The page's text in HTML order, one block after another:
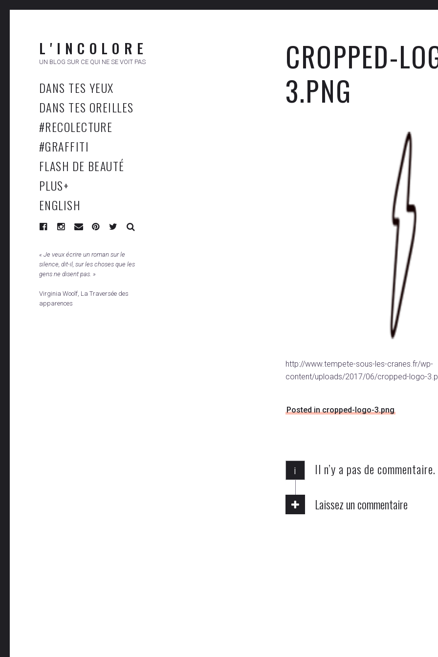
L ' I N C O L O R E
UN BLOG SUR CE QUI NE SE VOIT PAS
DANS TES YEUX
DANS TES OREILLES
#RECOLECTURE
#GRAFFITI
FLASH DE BEAUTÉ
PLUS+
ENGLISH
CROPPED-
3.PNG
http://www.tempete-sous-les-cranes.fr/wp-
content/uploads/2017/06/cropped-logo-
Posted in cropped-logo-3.png
i
Il n’y a pas de commentaire.
Laissez un commentaire
« Je veux écrire un roman sur le
silence, dit-il, sur les choses que les
gens ne disent pas. »
Virginia Woolf, La Traversée des
apparences